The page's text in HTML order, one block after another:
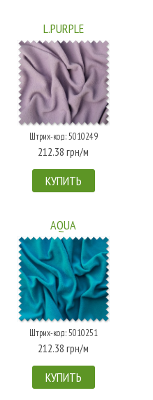
L.PURPLE
Штрих-код: 5010249
212.38 грн/м
КУПИТЬ
AQUA
Штрих-код: 5010251
212.38 грн/м
КУПИТЬ